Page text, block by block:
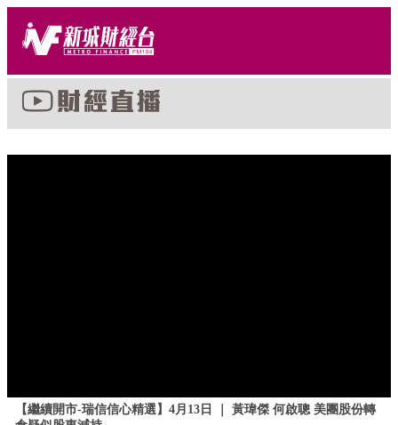
【繼續開市-瑞信信心精選】4月13日 ｜ 黃瑋傑 何啟聰 美團股份轉